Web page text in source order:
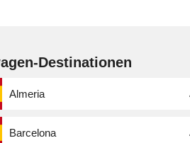
Destinationen
Almeria
Barcelona